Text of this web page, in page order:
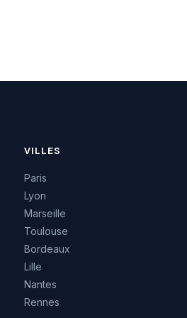
4,8 sur 5 basée sur
aux réseaux
VILLES
Paris
Lyon
Marseille
Toulouse
Bordeaux
Lille
Nantes
Rennes